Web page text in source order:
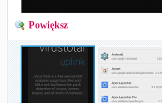
Powiększ